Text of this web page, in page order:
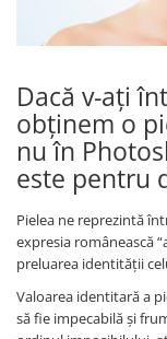
TERAPEUTIC
Dacă v-ați
obținem o
nu în
este pentru
Pielea ne reprezintă
expresia românească
preluarea identității
Valoarea identitară a
să fie impecabilă și